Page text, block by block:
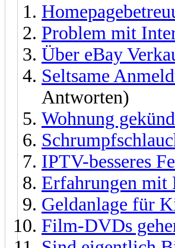
Problem mit
Über eBay
Seltsame
Antworten)
Wohnung
IPTV-besseres
Erfahrungen mit
Geldanlage für
Film-DVDs